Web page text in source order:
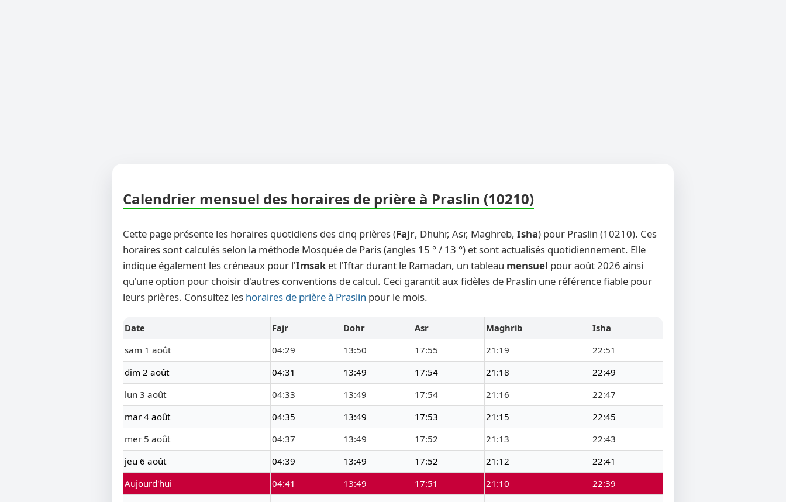
Calendrier mensuel des horaires de prière à Praslin (10210)
Cette page présente les horaires quotidiens des cinq prières (Fajr, Dhuhr, Asr, Maghreb, Isha) pour Praslin (10210). Ces
horaires sont calculés selon la méthode Mosquée de Paris (angles 15 ° / 13 °) et sont actualisés quotidiennement. Elle
indique également les créneaux pour l'Imsak et l'Iftar durant le Ramadan, un tableau mensuel pour août 2026 ainsi
qu'une option pour choisir d'autres conventions de calcul. Ceci garantit aux fidèles de Praslin une référence fiable pour
leurs prières. Consultez les horaires de prière à Praslin pour le mois.
Date Fajr Dohr Asr Maghrib
Isha
sam 1 août
04:29 13:50 17:55 21:19
22:51
dim 2 août
04:31 13:49 17:54 21:18
22:49
lun 3 août
04:33 13:49 17:54 21:16
22:47
mar 4 août
04:35 13:49 17:53 21:15
22:45
mer 5 août
04:37 13:49 17:52 21:13
22:43
jeu 6 août
04:39 13:49 17:52 21:12
22:41
Aujourd'hui
04:41 13:49 17:51 21:10
22:39